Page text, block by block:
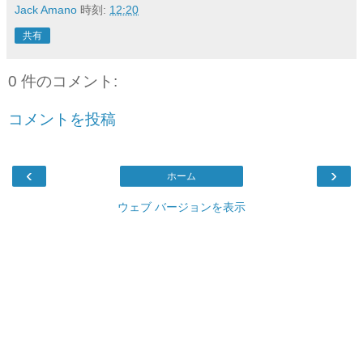
Jack Amano 時刻: 12:20
共有
0 件のコメント:
コメントを投稿
‹ ›
ホーム
ウェブ バージョンを表示